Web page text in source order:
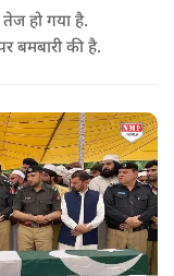
हो गया है.
बमबारी की है.